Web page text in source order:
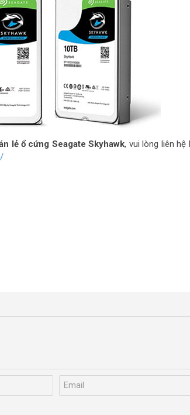
lẻ ổ cứng Seagate Skyhawk, vui lòng liên hệ